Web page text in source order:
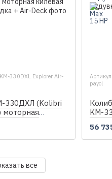
330DXL Explorer Air-
330ДХЛ (Kolibri
моторная
payol
KM-
56
все